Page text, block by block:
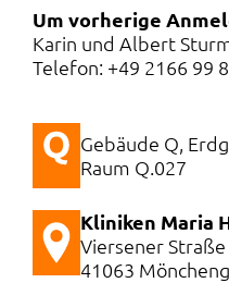
Um vorherige
Karin und Albert
Telefon: +49 2166 99
Gebäude Q,
Raum Q.027
Kliniken Maria
Viersener
41063